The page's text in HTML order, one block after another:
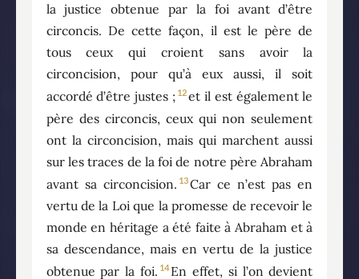
la justice obtenue par la foi avant d’être
circoncis. De cette façon, il est le père de
tous ceux qui croient sans avoir la
circoncision, pour qu’à eux aussi, il soit
accordé d’être justes ; 12et il est également le
père des circoncis, ceux qui non seulement
ont la circoncision, mais qui marchent aussi
sur les traces de la foi de notre père Abraham
avant sa circoncision. 13Car ce n’est pas en
vertu de la Loi que la promesse de recevoir le
monde en héritage a été faite à Abraham et à
sa descendance, mais en vertu de la justice
obtenue par la foi. 14 En effet, si l’on devient